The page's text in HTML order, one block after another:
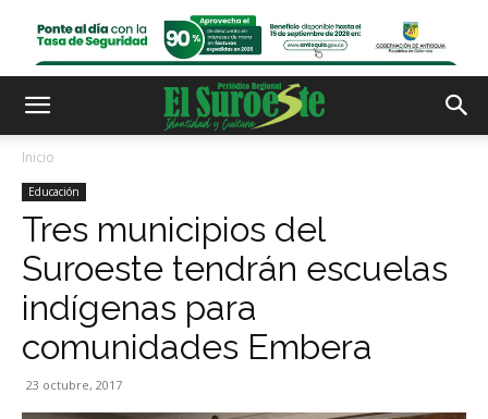
Inicio
Educación
Tres municipios del
Suroeste tendrán escuelas
indígenas para
comunidades Embera
23 octubre, 2017